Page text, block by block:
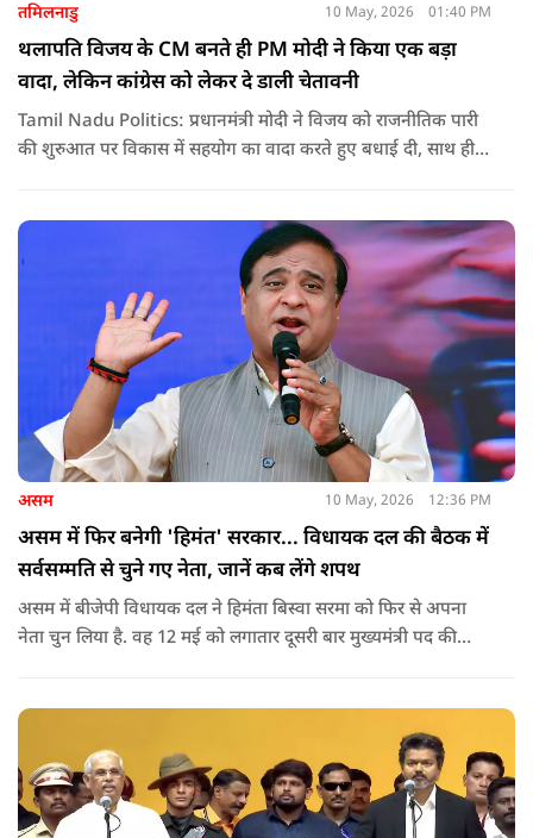
तमिलनाडु 10 May, 2026 01:40 PM
थलापति विजय के CM बनते ही PM मोदी ने किया एक बड़ा
वादा, लेकिन कांग्रेस को लेकर दे डाली चेतावनी
Tamil Nadu Politics: प्रधानमंत्री मोदी ने विजय को राजनीतिक पारी
की शुरुआत पर विकास में सहयोग का वादा करते हुए बधाई दी, साथ ही
असम 10 May, 2026 12:36 PM
असम में फिर बनेगी 'हिमंत' सरकार... विधायक दल की बैठक में
सर्वसम्मति से चुने गए नेता, जानें कब लेंगे शपथ
असम में बीजेपी विधायक दल ने हिमंता बिस्वा सरमा को फिर से अपना
नेता चुन लिया है. वह 12 मई को लगातार दूसरी बार मुख्यमंत्री पद की